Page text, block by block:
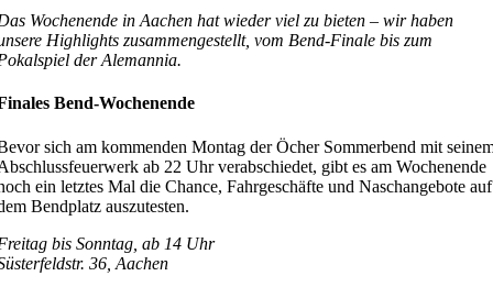
Wochenende in Aachen hat wieder viel zu bieten – wir haben
Highlights zusammengestellt, vom Bend-Finale bis zum
der Alemannia.
Bend-Wochenende
sich am kommenden Montag der Öcher Sommerbend mit
ab 22 Uhr verabschiedet, gibt es am Wochenende
ein letztes Mal die Chance, Fahrgeschäfte und Naschangebote auf
Bendplatz auszutesten.
bis Sonntag, ab 14 Uhr
36, Aachen